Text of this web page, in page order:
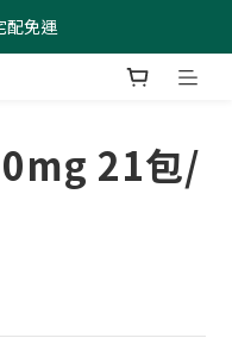
配免運
配免運
現領現折
21包/